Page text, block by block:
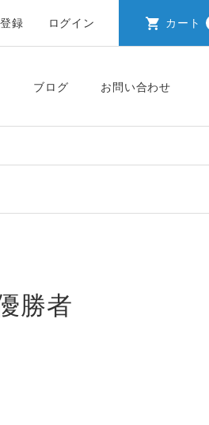
録 ログイン カート
ブログ お問い合わせ
勝者